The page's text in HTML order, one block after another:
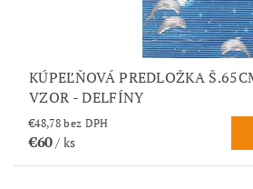
KÚPEĽŇOVÁ PREDLOŽKA
VZOR - DELFÍNY
€48,78 bez DPH
€60/ ks